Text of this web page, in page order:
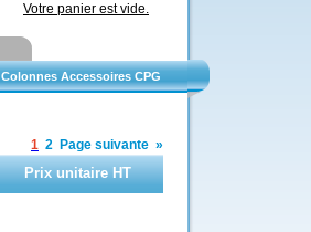
Votre panier est vide.
Colonnes Accessoires CPG
1 2 Page suivante »
Prix unitaire HT